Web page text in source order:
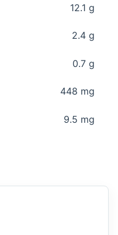
12.1 g
2.4 g
0.7 g
448 mg
9.5 mg